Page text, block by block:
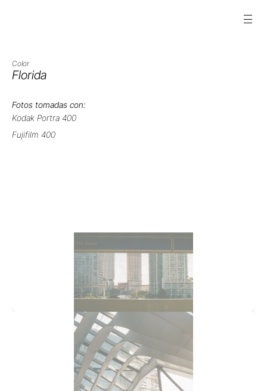
Color
Florida
Fotos tomadas con:
Kodak Portra 400
Fujifilm 400